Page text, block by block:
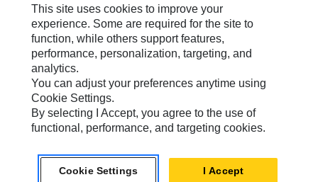
Mes Préférences Marketing
Plan Du Site
Cookie Settings
Légales
Confidentialité
North America - French© 2026 Caterpillar. Tous droits réservés.
This site uses cookies to improve your
experience. Some are required for the site to
function, while others support features,
performance, personalization, targeting, and
analytics.
You can adjust your preferences anytime using
Cookie Settings.
By selecting I Accept, you agree to the use of
functional, performance, and targeting cookies.
Cookie Settings I Accept